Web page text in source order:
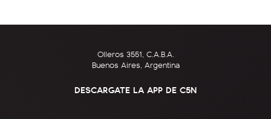
Olleros 3551, C.A.B.A.
Buenos Aires, Argentina
DESCARGATE LA APP DE C5N